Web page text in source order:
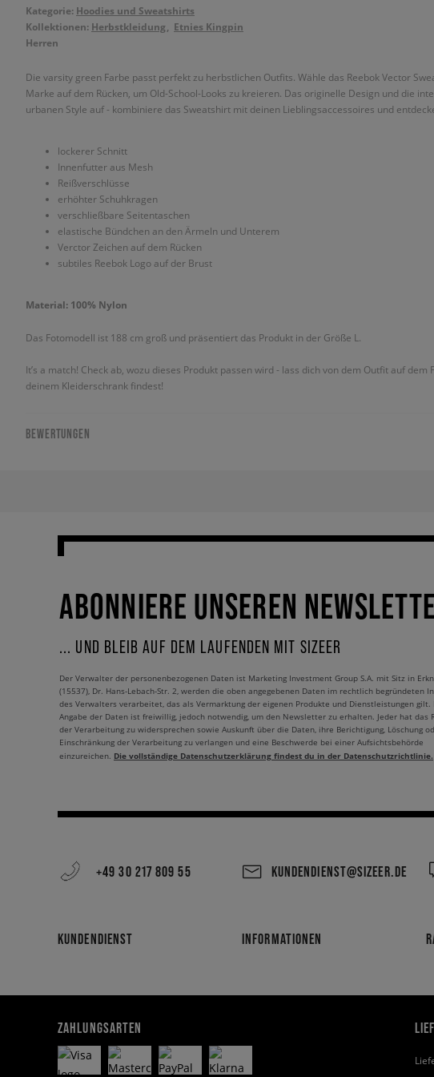
Kategorie: Hoodies und Sweatshirts
Kollektionen: Herbstkleidung
Etnies Kingpin
Herren
Die varsity green Farbe passt perfekt zu herbstlichen Outfits. Wähle das Reebok Vector
Marke auf dem Rücken, um Old-School-Looks zu kreieren. Das originelle Design und die
urbanen Style auf - kombiniere das Sweatshirt mit deinen Lieblingsaccessoires und
lockerer Schnitt
Innenfutter aus Mesh
Reißverschlüsse
erhöhter Schuhkragen
verschließbare Seitentaschen
elastische Bündchen an den Ärmeln und Unterem
Verctor Zeichen auf dem Rücken
subtiles Reebok Logo auf der Brust
Material: 100% Nylon
Das Fotomodell ist 188 cm groß und präsentiert das Produkt in der Größe L.
It’s a match! Check ab, wozu dieses Produkt passen wird - lass dich von dem Outfit auf
deinem Kleiderschrank findest!
BEWERTUNGEN
ABONNIERE UNSEREN
... UND BLEIB AUF DEM LAUFENDEN MIT SIZEER
Der Verwalter der personenbezogenen Daten ist Marketing Investment Group S.A. mit Sitz in
(15537), Dr. Hans-Lebach-Str. 2, werden die oben angegebenen Daten im rechtlich begründeten
des Verwalters verarbeitet, das als Vermarktung der eigenen Produkte und Dienstleistungen gilt.
Angabe der Daten ist freiwillig, jedoch notwendig, um den Newsletter zu erhalten. Jeder hat das
der Verarbeitung zu widersprechen sowie Auskunft über die Daten, ihre Berichtigung, Löschung
Einschränkung der Verarbeitung zu verlangen und eine Beschwerde bei einer Aufsichtsbehörde
einzureichen. Die vollständige Datenschutzerklärung findest du in der Datenschutzrichtlinie.
+49 30 217 809 55 KUNDENDIENST@SIZEER.DE
KUNDENDIENST INFORMATIONEN
ZAHLUNGSARTEN